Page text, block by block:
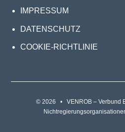
IMPRESSUM
DATENSCHUTZ
COOKIE-RICHTLINIE
© 2026 • VENROB – Verbund